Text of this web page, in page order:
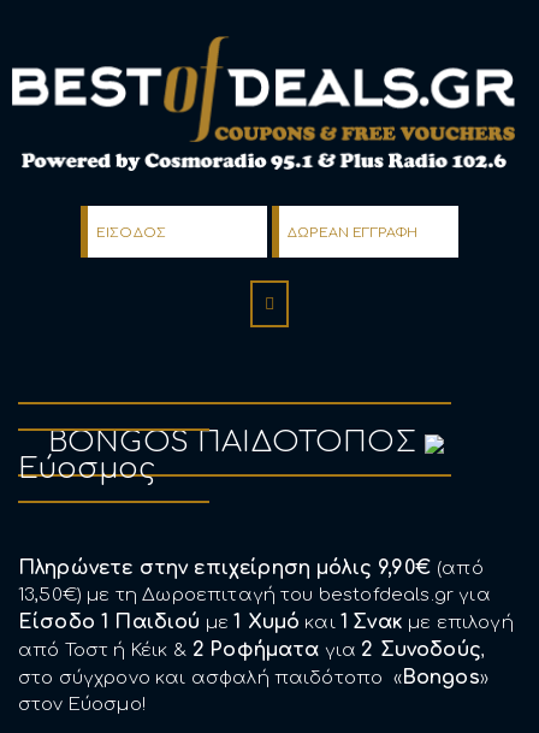
ΕΙΣΟΔΟΣ ΔΩΡΕΑΝ ΕΓΓΡΑΦΗ
BONGOS ΠΑΙΔΟΤΟΠΟΣ
Εύοσμος
Πληρώνετε στην επιχείρηση μόλις 9,90€ (από
13,50€) με τη Δωροεπιταγή του bestofdeals.gr για
Είσοδο 1 Παιδιού με1 Χυμό και 1 Σνακ με επιλογή
από Τοστ ή Κέικ &2 Ροφήματα για 2 Συνοδούς,
στο σύγχρονο και ασφαλή παιδότοπο «Bongos»
στoν Εύοσμο!